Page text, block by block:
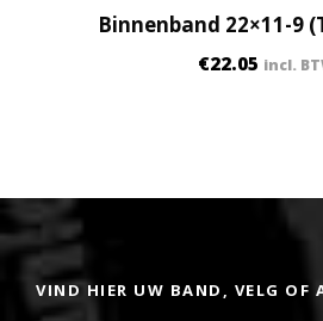
Binnenband 22×11-9
€22.05 incl.
VIND HIER UW BAND, VELG OF